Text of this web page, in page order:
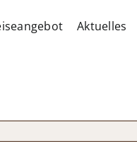
Aktuelles